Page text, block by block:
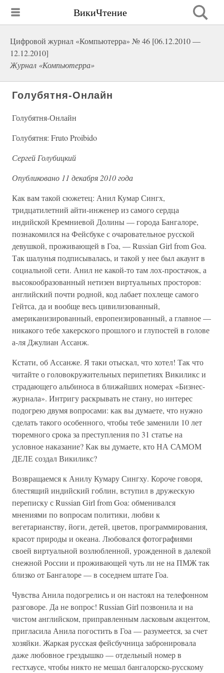
ВикиЧтение
Цифровой журнал «Компьютерра» № 46 [06.12.2010 —
12.12.2010]
Журнал «Компьютерра»
Голубятня-Онлайн
Голубятня-Онлайн
Голубятня: Fruto Proibido
Сергей Голубицкий
Опубликовано 11 декабря 2010 года
Как вам такой сюжетец: Анил Кумар Сингх,
тридцатилетний айти-инженер из самого сердца
индийской Кремниевой Долины — города Бангалоре,
познакомился на Фейсбуке с очаровательное русской
девушкой, проживающей в Гоа, — Russian Girl from Goa.
Так шалунья подписывалась, и такой у нее был акаунт в
социальной сети. Анил не какой-то там лох-простачок, а
высокообразованный нетизен виртуальных просторов:
английский почти родной, код лабает похлеще самого
Гейтса, да и вообще весь цивилизованный,
американизированный, европеизированный, а главное —
никакого тебе хакерского прошлого и глупостей в голове
а-ля Джулиан Ассанж.
Кстати, об Ассанже. Я таки отыскал, что хотел! Так что
читайте о головокружительных перипетиях Викиликс и
страдающего альбиноса в ближайших номерах «Бизнес-
журнала». Интригу раскрывать не стану, но интерес
подогрею двумя вопросами: как вы думаете, что нужно
сделать такого особенного, чтобы тебе заменили 10 лет
тюремного срока за преступления по 31 статье на
условное наказание? Как вы думаете, кто НА САМОМ
ДЕЛЕ создал Викиликс?
Возвращаемся к Анилу Кумару Сингху. Короче говоря,
блестящий индийский гоблин, вступил в дружескую
переписку с Russian Girl from Goa: обменивался
мнениями по вопросам политики, любви к
вегетарианству, йоги, детей, цветов, программирования,
красот природы и океана. Любовался фотографиями
своей виртуальной возлюбленной, урожденной в далекой
снежной России и проживающей чуть ли не на ПМЖ так
близко от Бангалоре — в соседнем штате Гоа.
Чувства Анила подогрелись и он настоял на телефонном
разговоре. Да не вопрос! Russian Girl позвонила и на
чистом английском, приправленным ласковым акцентом,
пригласила Анила погостить в Гоа — разумеется, за счет
хозяйки. Жаркая русская фейсбучница забронировала
даже любовное грездышко — отдельный номер в
гестхаусе, чтобы никто не мешал бангалорско-русскому